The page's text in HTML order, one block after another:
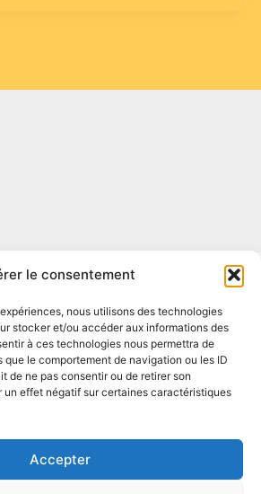
le consentement
nous utilisons des technologies
stocker et/ou accéder aux informations des
à ces technologies nous permettra de
que le comportement de navigation ou les ID
de ne pas consentir ou de retirer son
effet négatif sur certaines caractéristiques
Accepter
vente